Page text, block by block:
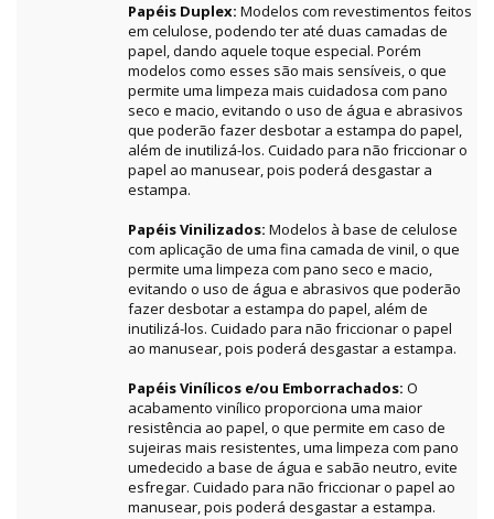
Papéis Duplex: Modelos com revestimentos feitos
em celulose, podendo ter até duas camadas de
papel, dando aquele toque especial. Porém
modelos como esses são mais sensíveis, o que
permite uma limpeza mais cuidadosa com pano
seco e macio, evitando o uso de água e abrasivos
que poderão fazer desbotar a estampa do papel,
além de inutilizá-los. Cuidado para não friccionar o
papel ao manusear, pois poderá desgastar a
estampa.
Papéis Vinilizados: Modelos à base de celulose
com aplicação de uma fina camada de vinil, o que
permite uma limpeza com pano seco e macio,
evitando o uso de água e abrasivos que poderão
fazer desbotar a estampa do papel, além de
inutilizá-los. Cuidado para não friccionar o papel
ao manusear, pois poderá desgastar a estampa.
Papéis Vinílicos e/ou Emborrachados: O
acabamento vinílico proporciona uma maior
resistência ao papel, o que permite em caso de
sujeiras mais resistentes, uma limpeza com pano
umedecido a base de água e sabão neutro, evite
esfregar. Cuidado para não friccionar o papel ao
manusear, pois poderá desgastar a estampa.